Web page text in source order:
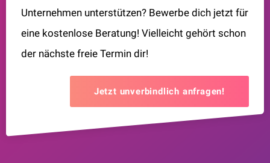
Unternehmen unterstützen? Bewerbe dich jetzt für
eine kostenlose Beratung! Vielleicht gehört schon
der nächste freie Termin dir!
Jetzt unverbindlich anfragen!